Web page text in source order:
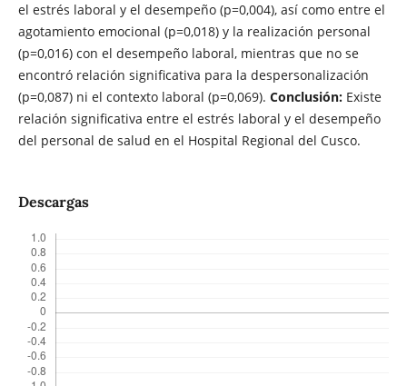
el estrés laboral y el desempeño (p=0,004), así como entre el
agotamiento emocional (p=0,018) y la realización personal
(p=0,016) con el desempeño laboral, mientras que no se
encontró relación significativa para la despersonalización
(p=0,087) ni el contexto laboral (p=0,069). Conclusión:Existe
relación significativa entre el estrés laboral y el desempeño
del personal de salud en el Hospital Regional del Cusco.
Descargas